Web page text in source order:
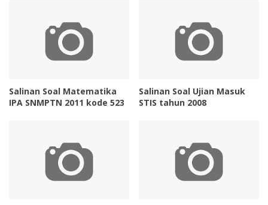
Salinan Soal Matematika
IPA SNMPTN 2011 kode 523
Salinan Soal Ujian Masuk
STIS tahun 2008